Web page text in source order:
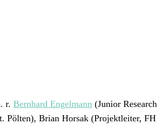
r. Bernhard Engelmann (Junior
Pölten), Brian Horsak (Projektleiter,